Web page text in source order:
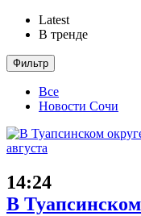
Latest
В тренде
Фильтр
Все
Новости Сочи
14:24
В